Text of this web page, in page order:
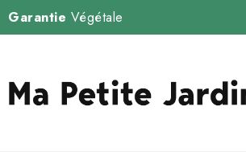
Garantie Végétale